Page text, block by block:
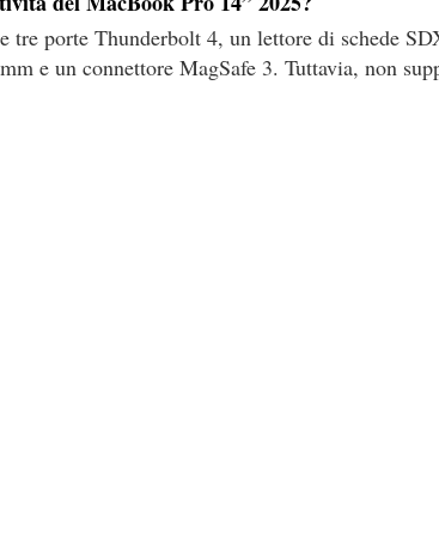
porte Thunderbolt 4, un lettore di schede
e un connettore MagSafe 3. Tuttavia, non